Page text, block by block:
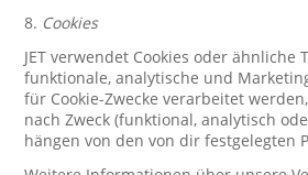
8. Cookies
JET verwendet Cookies oder ähnliche
funktionale, analytische und
für Cookie-Zwecke verarbeitet
nach Zweck (funktional, analytisch
hängen von den von dir festgelegten